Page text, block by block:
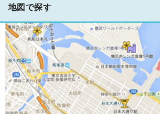
地図で探す